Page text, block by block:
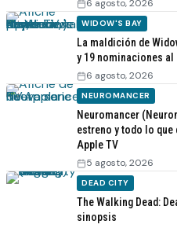
6 agosto, 2026
WIDOW'S BAY
La maldición de
y 19 nominaciones al
6 agosto, 2026
NEUROMANCER
Neuromancer
estreno y todo lo que
Apple TV
5 agosto, 2026
DEAD CITY
The Walking Dead:
sinopsis